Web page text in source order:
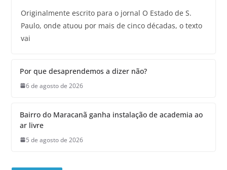
Originalmente escrito para o jornal O Estado de S.
Paulo, onde atuou por mais de cinco décadas, o texto
vai
Por que desaprendemos a dizer não?
6 de agosto de 2026
Bairro do Maracanã ganha instalação de academia ao
ar livre
5 de agosto de 2026